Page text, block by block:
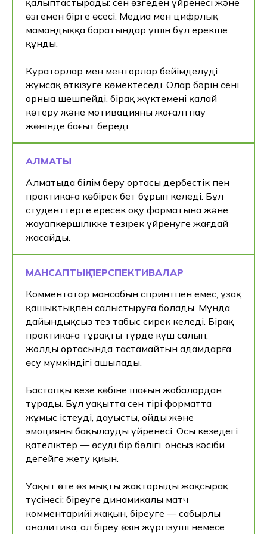
қалыптастырады: сен өзгеден үйренесің және
өзгемен бірге өсесің. Медиа мен цифрлық
мамандыққа баратындар үшін бұл ерекше
құнды.
Кураторлар мен менторлар бейімделуді
жұмсақ өткізуге көмектеседі. Олар бәрін сенің
орныңа шешпейді, бірақ жүктемені қалай
көтеру және мотивацияны жоғалтпау
жөнінде бағыт береді.
АЛМАТЫ
Алматыда білім беру ортасы дербестік пен
практикаға көбірек бет бұрып келеді. Бұл
студенттерге ересек оқу форматына және
жауапкершілікке тезірек үйренуге жағдай
жасайды.
МАНСАПТЫҚ ПЕРСПЕКТИВАЛАР
Комментатор мансабын спринтпен емес, ұзақ
қашықтықпен салыстыруға болады. Мұнда
дайындықсыз тез табыс сирек келеді. Бірақ
практикаға тұрақты түрде күш салып,
жолдың ортасында тастамайтын адамдарға
өсу мүмкіндігі ашылады.
Бастапқы кезең көбіне шағын жобалардан
тұрады. Бұл уақытта сен тірі форматта
жұмыс істеуді, дауысты, ойды және
эмоцияны бақылауды үйренесің. Осы кезеңдегі
қателіктер — өсудің бір бөлігі, онсыз кәсіби
деңгейге жету қиын.
Уақыт өте өз мықты жақтарыңды жақсырақ
түсінесің: біреуге динамикалы матч
комментарийі жақын, біреуге — сабырлы
аналитика, ал біреу өзін жүргізуші немесе